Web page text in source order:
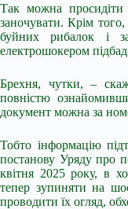
Так можна
заночувати. Крім
буйних рибалок і
електрошокером
Брехня, чутки, –
повністю
документ можна за
Тобто інформацію
постанову Уряду про
квітня 2025 року, в
тепер зупиняти на
проводити їх огляд,